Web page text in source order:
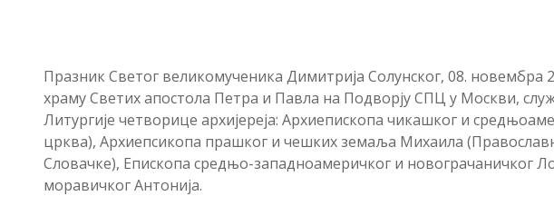
Празник Светог великомученика Димитрија Солунског, 08. новембра
храму Светих апостола Петра и Павла на Подворју СПЦ у Москви,
Литургије четворице архијереја: Архиепископа чикашког и
црква), Архиепсикопа прашког и чешких земаља Михаила
Словачке), Епископа средњо-западноамеричког и новограчаничког
моравичког Антонија.